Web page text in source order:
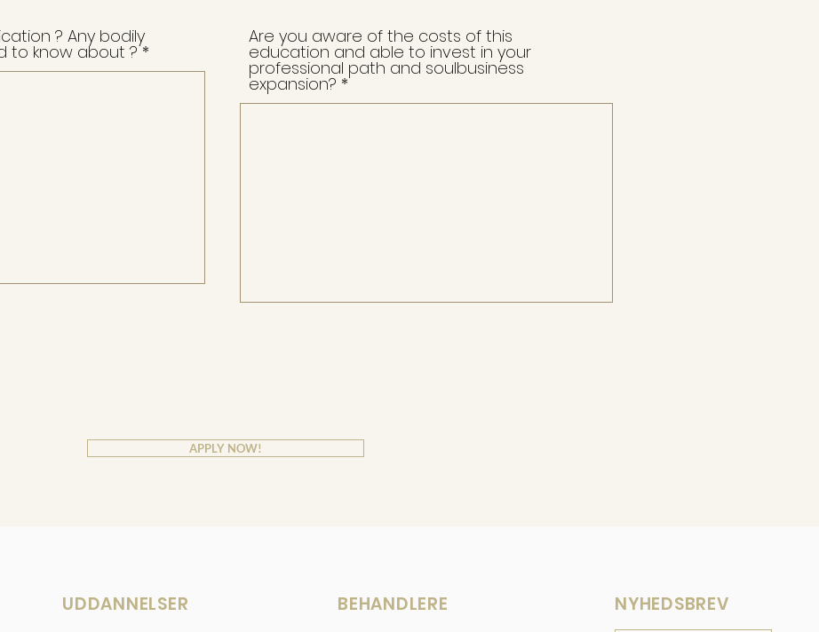
? Any bodily
to know about ?
Are you aware of the costs of this
education and able to invest in your
professional path and soulbusiness
expansion?
APPLY NOW!
UDDANNELSER BEHANDLERE NYHEDSBREV